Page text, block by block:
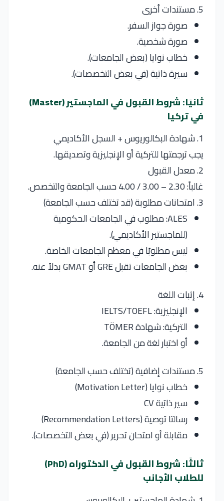
5. مستندات أخرى
صورة جواز السفر.
صورة شخصية.
خطاب نوايا (بعض الجامعات).
سيرة ذاتية (في بعض التخصصات).
ثانيًا: شروط القبول في الماجستير (Master)
في تركيا
1. شهادة البكالوريوس + السجل الأكاديمي
يجب ترجمتها للتركية أو الإنجليزية وتصديقها.
2. معدل القبول
غالباً: 2.30 – 3.00 / 4.00 حسب الجامعة والتخصص.
3. امتحانات مطلوبة (قد تختلف حسب الجامعة)
ALES: مطلوب في الجامعات الحكومية
(للماجستير الأكاديمي).
ليس مطلوبًا في معظم الجامعات الخاصة.
بعض الجامعات تقبل GRE أو GMAT بدلاً عنه.
4. إثبات اللغة
الإنجليزية: IELTS/TOEFL
التركية: شهادة TÖMER
أو اختبار لغة من الجامعة.
5. مستندات إضافية (تختلف حسب الجامعة)
خطاب نوايا (Motivation Letter)
سير ذاتية CV
رسالتا توصية (Recommendation Letters)
مقابلة أو امتحان تحرير (في بعض التخصصات).
ثالثًا: شروط القبول في الدكتوراه (PhD)
للطلاب الأجانب